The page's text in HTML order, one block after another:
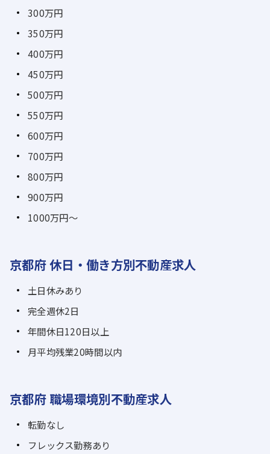
300万円
350万円
400万円
450万円
500万円
550万円
600万円
700万円
800万円
900万円
1000万円～
京都府 休日・働き方別不動産求人
土日休みあり
完全週休2日
年間休日120日以上
月平均残業20時間以内
京都府 職場環境別不動産求人
転勤なし
フレックス勤務あり